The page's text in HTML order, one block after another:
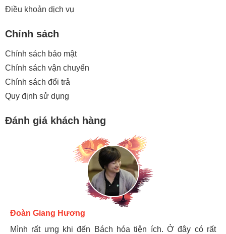
Điều khoản dịch vụ
Chính sách
Chính sách bảo mật
Chính sách vận chuyển
Chính sách đổi trả
Quy định sử dụng
Đánh giá khách hàng
Hương Suri
Mình rất ưng khi đến Bách hóa tiện ích. Ở đây có rất
Đoàn Giang Hương
Mình rất ưng khi đến Bách hóa tiện ích. Ở đây có rất
Ngọc Anh
Mình rất ưng khi đến Bách hóa tiện ích. Ở đây có rất